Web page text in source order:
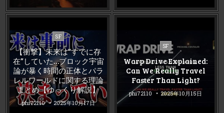
Posted
in
SF
【衝撃】未来は“すでに存
在”していた…ブロック宇宙
論が暴く時間の正体とパラ
レルワールドに関する理論
まとめ【ゆっくり解説】
phi72110 2025年10月17日
Posted
in
SF
Warp Drive Explained:
Can We Really Travel
Faster Than Light?
phi72110 2025年10月15日